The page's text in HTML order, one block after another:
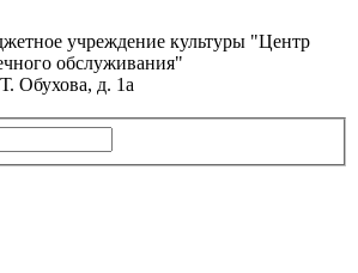
учреждение культуры "Центр
обслуживания"
Обухова, д. 1а